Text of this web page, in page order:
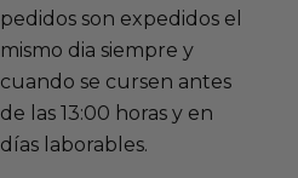
pedidos son expedidos el
mismo dia siempre y
cuando se cursen antes
de las 13:00 horas y en
días laborables.